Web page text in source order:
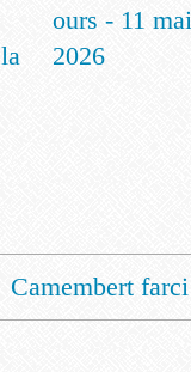
ours - 11 mai
2026
Camembert